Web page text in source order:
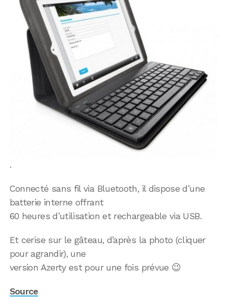
.
Connecté sans fil via Bluetooth, il dispose d’une
batterie interne offrant
60 heures d’utilisation et rechargeable via USB.
Et cerise sur le gâteau, d’après la photo (cliquer
pour agrandir), une
version Azerty est pour une fois prévue 😉
Source